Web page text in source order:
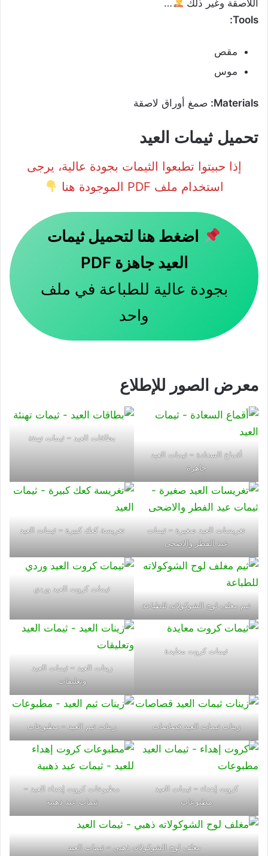
اللاصقة وغير ذلك
…
Tools:
مقص
موس
Materials: صمغ أوراق لاصقة
تحميل ثيمات العيد
إذا حبيتوا تطبعوا الثيمات بجودة عالية، يرجى
استخدام ملف PDF الموجودة هنا
اضغط هنا لتحميل ثيمات
العيد جاهزة PDF
بجودة عالية للطباعة في ملف
واحد
معرض الصور للإطلاع
أقماع السعادة – ثيمات العيد
جاهزة
بطاقات العيد – ثيمات تهنئة
تغريسات العيد صغيرة – ثيمات
عيد الفطر والاضحى
تغريسة كعك كبيرة – ثيمات العيد
ثيم مغلف لوح الشوكولاته للطباعة
ثيمات كروت العيد وردي
ثيمات كروت معايدة
زينات العيد – ثيمات العيد
وتعليقات
زينات ثيمات العيد قصاصات زينات ثيم العيد – مطبوعات
كروت إهداء – ثيمات العيد
مطبوعات
مطبوعات كروت إهداء للعيد –
ثيمات عيد ذهبية
مغلف لوح الشوكولاته ذهبي – ثيمات العيد